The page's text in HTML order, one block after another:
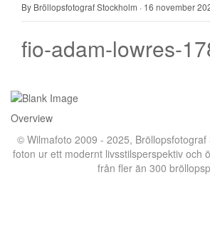
By Bröllopsfotograf Stockholm · 16 november
fio-adam-lowres-
Overview
© Wilmafoto 2009 - 2025, Bröllopsfotograf
foton ur ett modernt livsstilsperspektiv och
från fler än 300